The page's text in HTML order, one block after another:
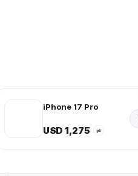
iPhone 17 Pro
USD 1,275 ⇄